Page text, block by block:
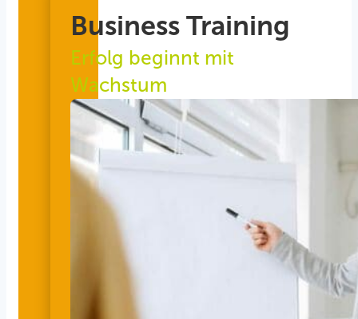
Business Training
Erfolg beginnt mit
Wachstum